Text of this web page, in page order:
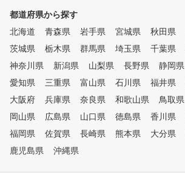
都道府県から探す
北海道
青森県 岩手県 宮城県 秋田県
茨城県
栃木県 群馬県 埼玉県 千葉県
神奈川県
新潟県 山梨県 長野県 静岡県
愛知県
三重県 富山県 石川県 福井県
大阪府
兵庫県 奈良県 和歌山県 鳥取県
岡山県
広島県 山口県 徳島県 香川県
福岡県
佐賀県 長崎県 熊本県 大分県
鹿児島県
沖縄県